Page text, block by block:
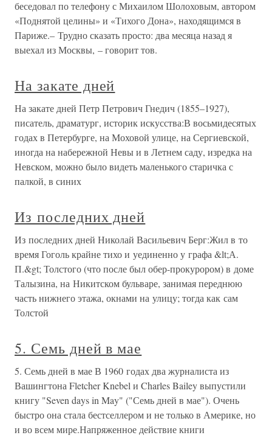
беседовал по телефону с Михаилом Шолоховым, автором
«Поднятой целины» и «Тихого Дона», находящимся в
Париже.– Трудно сказать просто: два месяца назад я
выехал из Москвы, – говорит тов.
На закате дней
На закате дней Петр Петрович Гнедич (1855–1927),
писатель, драматург, историк искусства:В восьмидесятых
годах в Петербурге, на Моховой улице, на Сергиевской,
иногда на набережной Невы и в Летнем саду, изредка на
Невском, можно было видеть маленького старичка с
палкой, в синих
Из последних дней
Из последних дней Николай Васильевич Берг:Жил в то
время Гоголь крайне тихо и уединенно у графа &lt;А.
П.&gt; Толстого (что после был обер-прокурором) в доме
Талызина, на Никитском бульваре, занимая переднюю
часть нижнего этажа, окнами на улицу; тогда как сам
Толстой
5. Семь дней в мае
5. Семь дней в мае В 1960 годах два журналиста из
Вашингтона Fletcher Knebel и Charles Bailey выпустили
книгу "Seven days in May" ("Семь дней в мае"). Очень
быстро она стала бестселлером и не только в Америке, но
и во всем мире.Напряженное действие книги